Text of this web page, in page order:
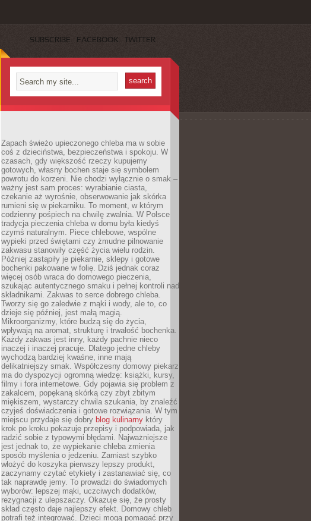
SUBSCRIBE FACEBOOK TWITTER
Zapach świeżo upieczonego chleba ma w sobie
coś z dzieciństwa, bezpieczeństwa i spokoju. W
czasach, gdy większość rzeczy kupujemy
gotowych, własny bochen staje się symbolem
powrotu do korzeni. Nie chodzi wyłącznie o smak –
ważny jest sam proces: wyrabianie ciasta,
czekanie aż wyrośnie, obserwowanie jak skórka
rumieni się w piekarniku. To moment, w którym
codzienny pośpiech na chwilę zwalnia. W Polsce
tradycja pieczenia chleba w domu była kiedyś
czymś naturalnym. Piece chlebowe, wspólne
wypieki przed świętami czy żmudne pilnowanie
zakwasu stanowiły część życia wielu rodzin.
Później zastąpiły je piekarnie, sklepy i gotowe
bochenki pakowane w folię. Dziś jednak coraz
więcej osób wraca do domowego pieczenia,
szukając autentycznego smaku i pełnej kontroli nad
składnikami. Zakwas to serce dobrego chleba.
Tworzy się go zaledwie z mąki i wody, ale to, co
dzieje się później, jest małą magią.
Mikroorganizmy, które budzą się do życia,
wpływają na aromat, strukturę i trwałość bochenka.
Każdy zakwas jest inny, każdy pachnie nieco
inaczej i inaczej pracuje. Dlatego jedne chleby
wychodzą bardziej kwaśne, inne mają
delikatniejszy smak. Współczesny domowy piekarz
ma do dyspozycji ogromną wiedzę: książki, kursy,
filmy i fora internetowe. Gdy pojawia się problem z
zakalcem, popękaną skórką czy zbyt zbitym
miękiszem, wystarczy chwila szukania, by znaleźć
czyjeś doświadczenia i gotowe rozwiązania. W tym
miejscu przydaje się dobry blog kulinarny który
krok po kroku pokazuje przepisy i podpowiada, jak
radzić sobie z typowymi błędami. Najważniejsze
jest jednak to, że wypiekanie chleba zmienia
sposób myślenia o jedzeniu. Zamiast szybko
włożyć do koszyka pierwszy lepszy produkt,
zaczynamy czytać etykiety i zastanawiać się, co
tak naprawdę jemy. To prowadzi do świadomych
wyborów: lepszej mąki, uczciwych dodatków,
rezygnacji z ulepszaczy. Okazuje się, że prosty
skład często daje najlepszy efekt. Domowy chleb
potrafi też integrować. Dzieci mogą pomagać przy